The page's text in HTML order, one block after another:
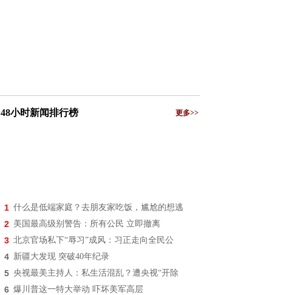
48小时新闻排行榜 更多>>
1 什么是低端家庭？去朋友家吃饭，尴尬的想逃
2 美国最高级别警告：所有公民 立即撤离
3 北京官场私下“辱习”成风：习正走向全民公
4 新疆大发现 突破40年纪录
5 央视最美主持人：私生活混乱？遭央视“开除
6 爆川普这一特大举动 吓坏美军高层